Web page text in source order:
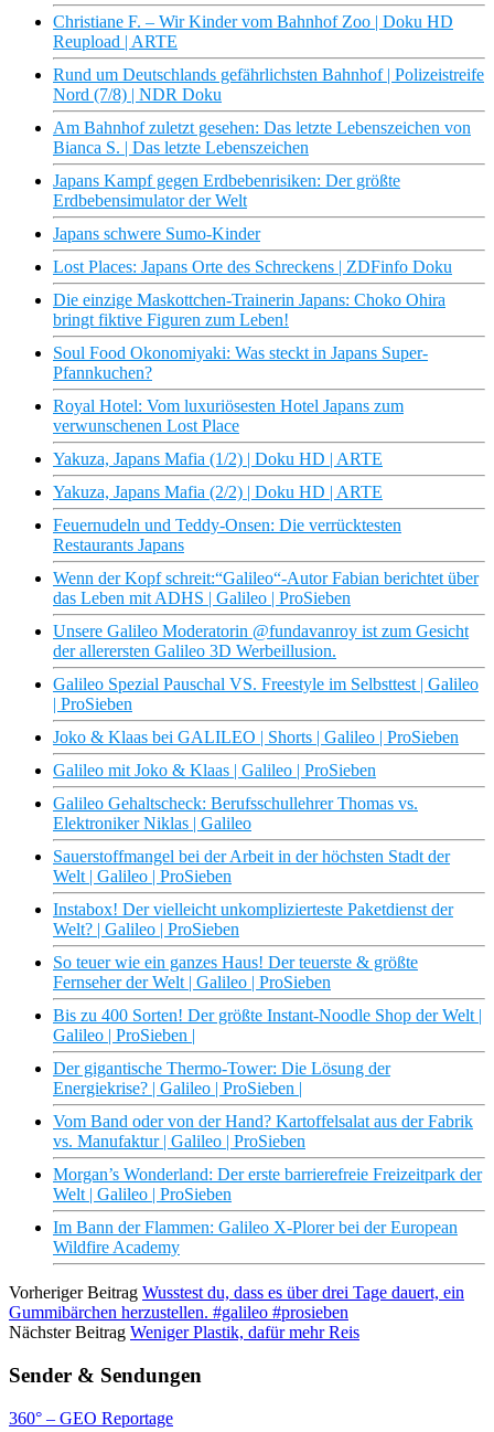
Christiane F. – Wir Kinder vom Bahnhof Zoo | Doku HD
Reupload | ARTE
Rund um Deutschlands gefährlichsten Bahnhof | Polizeistreife
Nord (7/8) | NDR Doku
Am Bahnhof zuletzt gesehen: Das letzte Lebenszeichen von
Bianca S. | Das letzte Lebenszeichen
Japans Kampf gegen Erdbebenrisiken: Der größte
Erdbebensimulator der Welt
Japans schwere Sumo-Kinder
Lost Places: Japans Orte des Schreckens | ZDFinfo Doku
Die einzige Maskottchen-Trainerin Japans: Choko Ohira
bringt fiktive Figuren zum Leben!
Soul Food Okonomiyaki: Was steckt in Japans Super-
Pfannkuchen?
Royal Hotel: Vom luxuriösesten Hotel Japans zum
verwunschenen Lost Place
Yakuza, Japans Mafia (1/2) | Doku HD | ARTE
Yakuza, Japans Mafia (2/2) | Doku HD | ARTE
Feuernudeln und Teddy-Onsen: Die verrücktesten
Restaurants Japans
Wenn der Kopf schreit:“Galileo“-Autor Fabian berichtet über
das Leben mit ADHS | Galileo | ProSieben
Unsere Galileo Moderatorin @fundavanroy ist zum Gesicht
der allerersten Galileo 3D Werbeillusion.
Galileo Spezial Pauschal VS. Freestyle im Selbsttest | Galileo
| ProSieben
Joko & Klaas bei GALILEO | Shorts | Galileo | ProSieben
Galileo mit Joko & Klaas | Galileo | ProSieben
Galileo Gehaltscheck: Berufsschullehrer Thomas vs.
Elektroniker Niklas | Galileo
Sauerstoffmangel bei der Arbeit in der höchsten Stadt der
Welt | Galileo | ProSieben
Instabox! Der vielleicht unkomplizierteste Paketdienst der
Welt? | Galileo | ProSieben
So teuer wie ein ganzes Haus! Der teuerste & größte
Fernseher der Welt | Galileo | ProSieben
Bis zu 400 Sorten! Der größte Instant-Noodle Shop der Welt |
Galileo | ProSieben |
Der gigantische Thermo-Tower: Die Lösung der
Energiekrise? | Galileo | ProSieben |
Vom Band oder von der Hand? Kartoffelsalat aus der Fabrik
vs. Manufaktur | Galileo | ProSieben
Morgan’s Wonderland: Der erste barrierefreie Freizeitpark der
Welt | Galileo | ProSieben
Im Bann der Flammen: Galileo X-Plorer bei der European
Wildfire Academy
Vorheriger Beitrag Wusstest du, dass es über drei Tage dauert, ein
Gummibärchen herzustellen. #galileo #prosieben
Nächster Beitrag Weniger Plastik, dafür mehr Reis
Sender & Sendungen
360° – GEO Reportage